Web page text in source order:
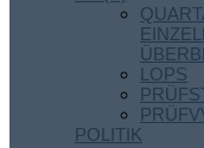
LOPS
POLITIK